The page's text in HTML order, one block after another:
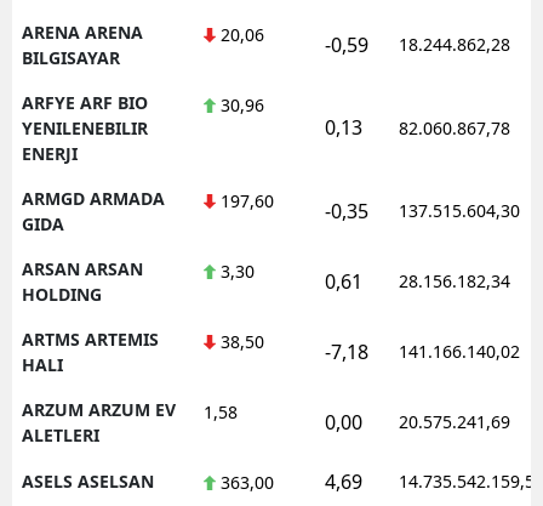
ARENA ARENA
BILGISAYAR
20,06 -0,59 18.244.862,28
ARFYE ARF BIO
YENILENEBILIR
ENERJI
30,96
0,13 82.060.867,78
ARMGD ARMADA
GIDA
197,60 -0,35 137.515.604,30
ARSAN ARSAN
HOLDING
3,30 0,61 28.156.182,34
ARTMS ARTEMIS
HALI
38,50 -7,18 141.166.140,02
ARZUM ARZUM EV
ALETLERI
1,58 0,00 20.575.241,69
ASELS ASELSAN 363,00 4,69 14.735.542.159,50